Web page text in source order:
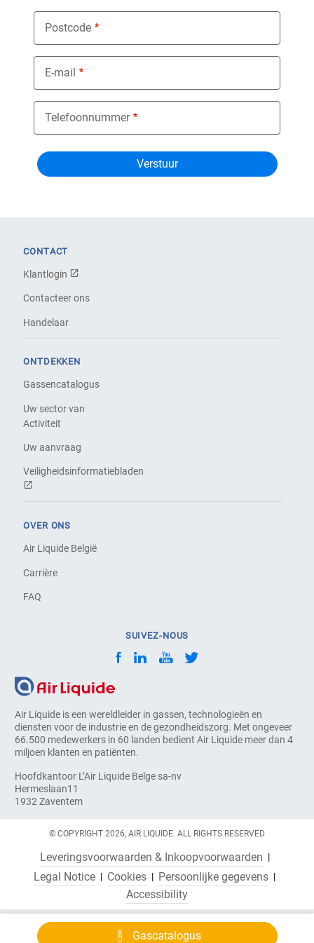
Gascatalogus
Postcode
E-mail
Telefoonnummer
Air Liquide is een wereldleider in gassen, technologieën en
diensten voor de industrie en de gezondheidszorg. Met ongeveer
66.500 medewerkers in 60 landen bedient Air Liquide meer dan 4
miljoen klanten en patiënten.
Hoofdkantoor L’Air Liquide Belge sa-nv
Hermeslaan11
1932 Zaventem
CONTACT
Klantlogin
Contacteer ons
Handelaar
ONTDEKKEN
Gassencatalogus
Uw sector van
Activiteit
Uw aanvraag
Veiligheidsinformatiebladen
OVER ONS
Air Liquide België
Carrière
FAQ
SUIVEZ-NOUS
© COPYRIGHT 2026, AIR LIQUIDE. ALL RIGHTS RESERVED
Leveringsvoorwaarden & Inkoopvoorwaarden
Legal Notice
Cookies
Persoonlijke gegevens
Accessibility